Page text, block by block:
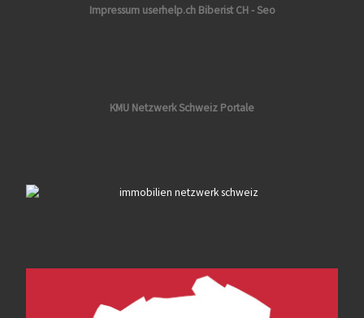
Impressum userhelp.ch Biberist CH - Seo
KMU Netzwerk Schweiz Portale